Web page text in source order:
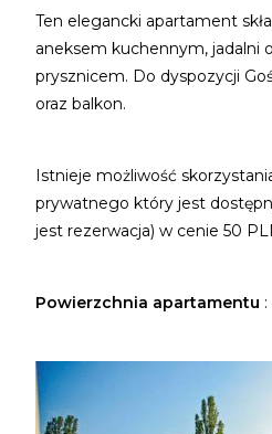
Ten elegancki apartament
aneksem kuchennym, jadalni
prysznicem. Do dyspozycji
oraz balkon.
Istnieje możliwość
prywatnego który jest
jest rezerwacja) w cenie 50
Powierzchnia apartamentu